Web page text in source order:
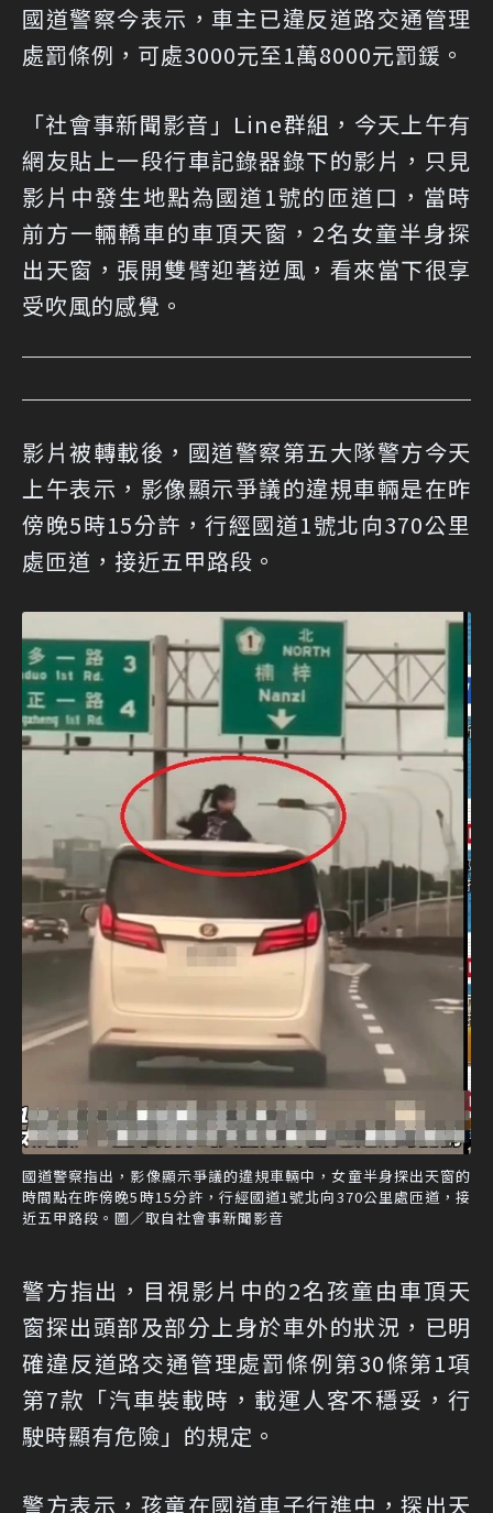
國道警察今表示，車主已違反道路交通管理
處罰條例，可處3000元至1萬8000元罰鍰。
「社會事新聞影音」Line群組，今天上午有
網友貼上一段行車記錄器錄下的影片，只見
影片中發生地點為國道1號的匝道口，當時
前方一輛轎車的車頂天窗，2名女童半身探
出天窗，張開雙臂迎著逆風，看來當下很享
受吹風的感覺。
影片被轉載後，國道警察第五大隊警方今天
上午表示，影像顯示爭議的違規車輛是在昨
傍晚5時15分許，行經國道1號北向370公里
處匝道，接近五甲路段。
國道警察指出，影像顯示爭議的違規車輛中，女童半身探出天窗的
時間點在昨傍晚5時15分許，行經國道1號北向370公里處匝道，接
近五甲路段。圖／取自社會事新聞影音
警方指出，目視影片中的2名孩童由車頂天
窗探出頭部及部分上身於車外的狀況，已明
確違反道路交通管理處罰條例第30條第1項
第7款「汽車裝載時，載運人客不穩妥，行
駛時顯有危險」的規定。
警方表示，孩童在國道車子行進中，探出天